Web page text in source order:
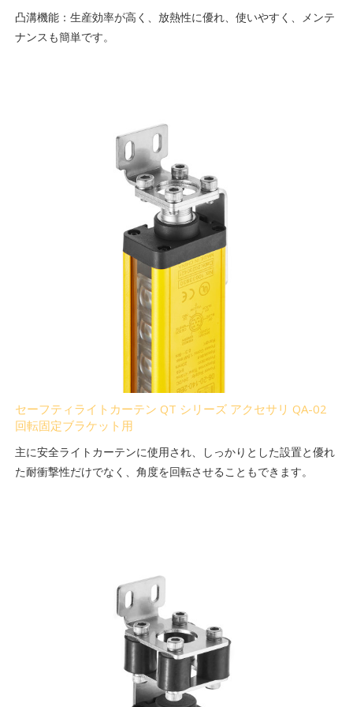
凸溝機能：生産効率が高く、放熱性に優れ、使いやすく、メンテ
ナンスも簡単です。
セーフティライトカーテン QT シリーズ アクセサリ QA-02
回転固定ブラケット用
主に安全ライトカーテンに使用され、しっかりとした設置と優れ
た耐衝撃性だけでなく、角度を回転させることもできます。